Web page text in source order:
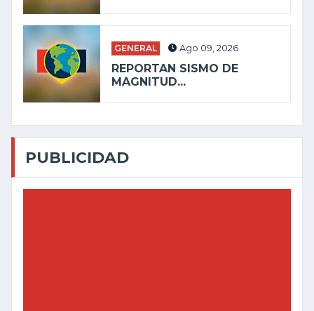
GENERAL Ago 09, 2026
REPORTAN SISMO DE
MAGNITUD...
PUBLICIDAD